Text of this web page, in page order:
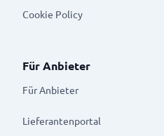
Cookie Policy
Für Anbieter
Für Anbieter
Lieferantenportal